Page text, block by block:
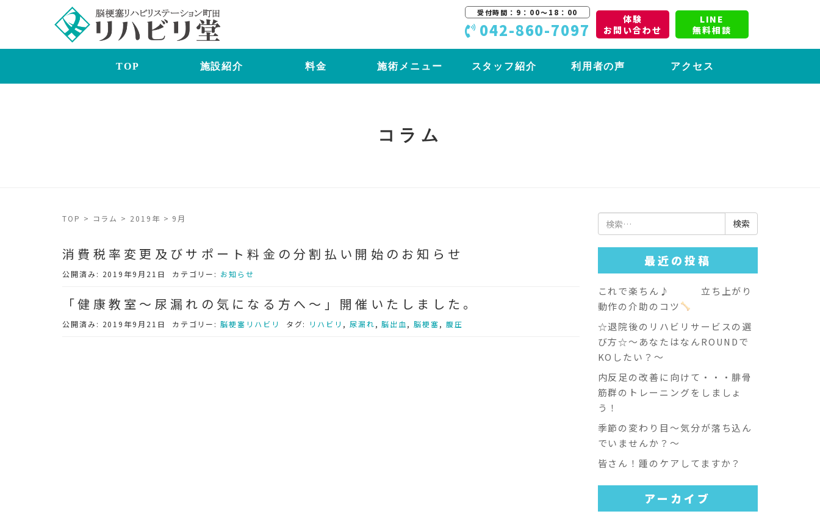
受付時間：9：00〜18：00
042-860-7097
体験
お問い合わせ
LINE
無料相談
TOP 施設紹介 料金 施術メニュー スタッフ紹介 利用者の声 アクセス
コラム
TOP > コラム > 2019年 > 9月
消費税率変更及びサポート料金の分割払い開始のお知らせ
公開済み: 2019年9月21日 カテゴリー: お知らせ
「健康教室～尿漏れの気になる方へ～」開催いたしました。
公開済み: 2019年9月21日 カテゴリー:脳梗塞リハビリ タグ: リハビリ , 尿漏れ,脳出血 ,脳梗塞, 腹圧
検
索:
最近の投稿
これで楽ちん♪ 立ち上がり
動作の介助のコツ
☆退院後のリハビリサービスの選
び方☆～あなたはなんROUNDで
KOしたい？～
内反足の改善に向けて・・・腓骨
筋群のトレーニングをしましょ
う！
季節の変わり目～気分が落ち込ん
でいませんか？～
皆さん！踵のケアしてますか？
アーカイブ